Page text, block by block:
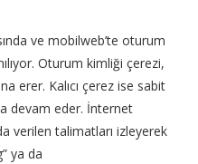
ve mobilweb’te oturum
Oturum kimliği çerezi,
erer. Kalıcı çerez ise sabit
devam eder. İnternet
verilen talimatları izleyerek
ya da